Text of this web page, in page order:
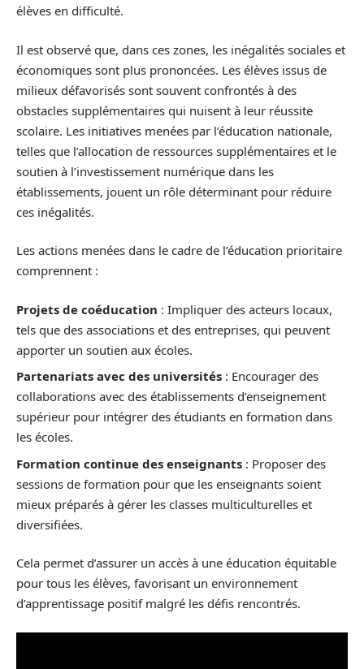
élèves en difficulté.
Il est observé que, dans ces zones, les inégalités sociales et
économiques sont plus prononcées. Les élèves issus de
milieux défavorisés sont souvent confrontés à des
obstacles supplémentaires qui nuisent à leur réussite
scolaire. Les initiatives menées par l’éducation nationale,
telles que l’allocation de ressources supplémentaires et le
soutien à l’investissement numérique dans les
établissements, jouent un rôle déterminant pour réduire
ces inégalités.
Les actions menées dans le cadre de l’éducation prioritaire
comprennent :
Projets de coéducation : Impliquer des acteurs locaux,
tels que des associations et des entreprises, qui peuvent
apporter un soutien aux écoles.
Partenariats avec des universités : Encourager des
collaborations avec des établissements d’enseignement
supérieur pour intégrer des étudiants en formation dans
les écoles.
Formation continue des enseignants : Proposer des
sessions de formation pour que les enseignants soient
mieux préparés à gérer les classes multiculturelles et
diversifiées.
Cela permet d’assurer un accès à une éducation équitable
pour tous les élèves, favorisant un environnement
d’apprentissage positif malgré les défis rencontrés.